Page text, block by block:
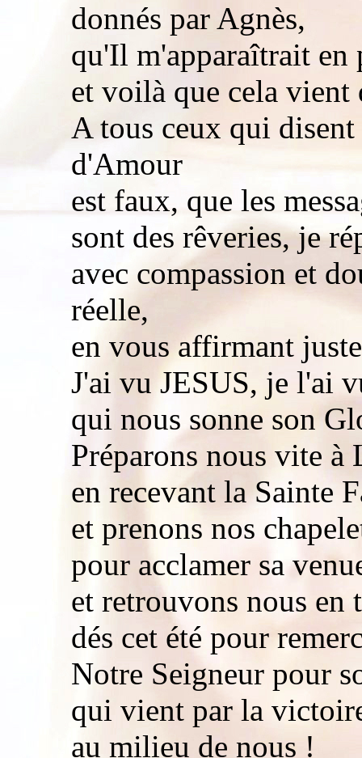
donnés par Agnès,
qu'Il m'apparaîtrait en
et voilà que cela vient
A tous ceux qui
d'Amour
est faux, que les
sont des rêveries, je
avec compassion et
réelle,
en vous affirmant
J'ai vu JESUS, je l'ai
qui nous sonne son
Préparons nous vite
en recevant la Sainte
et prenons nos
pour acclamer sa
et retrouvons nous
dés cet été pour
Notre Seigneur pour
qui vient par la
au milieu de nous !